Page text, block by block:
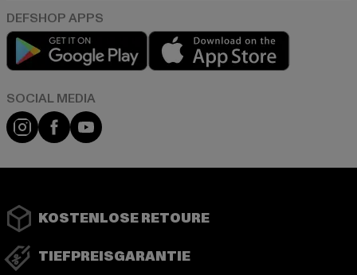
Play market
Instagram
FacebookYouTube
KOSTENLOSE RETOURE
TIEFPREISGARANTIE